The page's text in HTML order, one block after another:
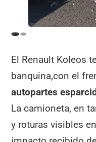
El Renault Koleos
banquina,con el
autopartes
La camioneta, en
y roturas visibles